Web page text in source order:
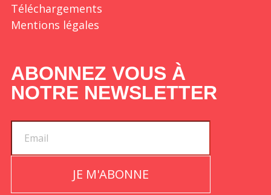
Téléchargements
Mentions légales
ABONNEZ VOUS À
NOTRE NEWSLETTER
JE M'ABONNE